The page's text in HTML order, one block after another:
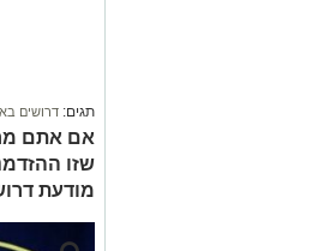
תגים: דרושים
אם אתם
שזו
מודעת